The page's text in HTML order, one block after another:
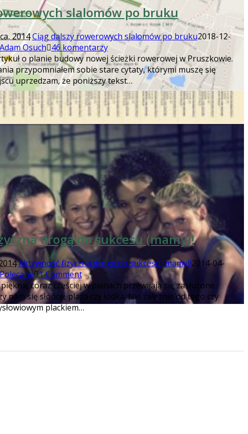
slalomów po bruku
2014 Ciąg dalszy rowerowych slalomów po bruku2018-12-
Osuch 46 komentarzy
o planie budowy nowej ścieżki rowerowej w Pruszkowie.
przypomniałem sobie stare cytaty, którymi muszę się
uprzedzam, że poniższy tekst…
drogą do sukcesu (mamy)!
Aktywność fizyczna drogą do sukcesu (mamy)!2014-04-
1 Comment
coraz częściej w planach przewijają się zasłużone
nam się słońce, plaża czy łódka. Nie zależnie od tego czy
plackiem…